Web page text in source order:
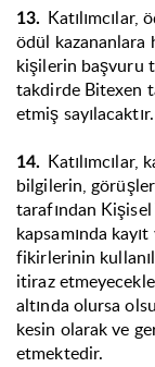
13.
ödül kazananlara
kişilerin başvuru
takdirde Bitexen
etmiş sayılacaktır.
14. Katılımcılar,
bilgilerin,
tarafından
kapsamında
fikirlerinin
itiraz
altında olursa
kesin olarak ve
etmektedir.